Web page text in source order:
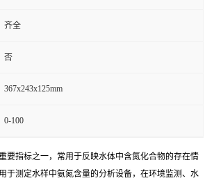
齐全
否
367x243x125mm
0-100
要指标之一，常用于反映水体中含氮化合物的存在情
于测定水样中氨氮含量的分析设备，在环境监测、水